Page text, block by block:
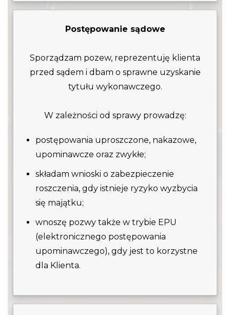
Postępowanie sądowe
Sporządzam pozew, reprezentuję klienta
przed sądem i dbam o sprawne uzyskanie
tytułu wykonawczego.
W zależności od sprawy prowadzę:
postępowania uproszczone, nakazowe,
upominawcze oraz zwykłe;
składam wnioski o zabezpieczenie
roszczenia, gdy istnieje ryzyko wyzbycia
się majątku;
wnoszę pozwy także w trybie EPU
(elektronicznego postępowania
upominawczego), gdy jest to korzystne
dla Klienta.